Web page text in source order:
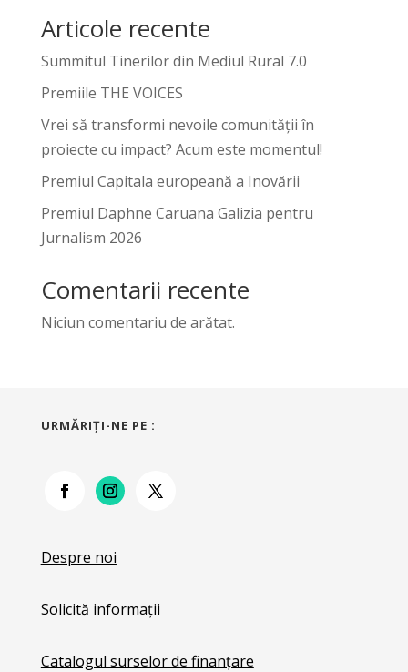
Articole recente
Summitul Tinerilor din Mediul Rural 7.0
Premiile THE VOICES
Vrei să transformi nevoile comunității în
proiecte cu impact? Acum este momentul!
Premiul Capitala europeană a Inovării
Premiul Daphne Caruana Galizia pentru
Jurnalism 2026
Comentarii recente
Niciun comentariu de arătat.
URMĂRIŢI-NE PE :
Despre noi
Solicită informații
Catalogul surselor de finanțare